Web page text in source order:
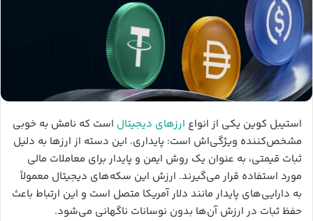
استیبل کوین یکی از انواع ارزهای دیجیتال است که نامش به خوبی
مشخص‌کننده ویژگی‌اش است: پایداری. این دسته از ارزها به دلیل
ثبات قیمتی، به عنوان یک روش ایمن و پایدار برای معاملات مالی
مورد استفاده قرار می‌گیرند. ارزش این سکه‌های دیجیتال معمولاً
به دارایی‌های پایدار مانند دلار آمریکا متصل است و این ارتباط باعث
حفظ ثبات در ارزش آن‌ها بدون نوسانات ناگهانی می‌شود.